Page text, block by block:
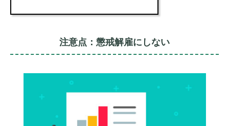
注意点：懲戒解雇にしない